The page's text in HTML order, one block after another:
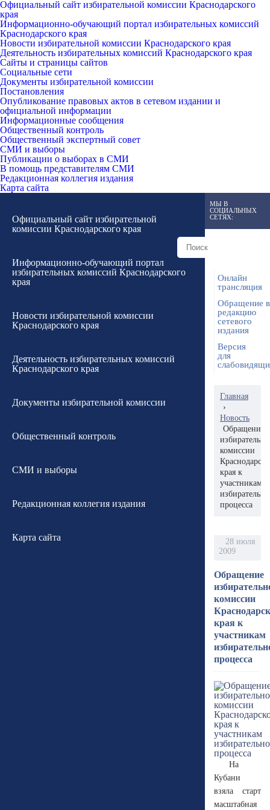
Официальный сайт избирательной комиссии Краснодарского
края
Информационно-обучающий портал избирательных комиссий
Краснодарского края
Новости избирательной комиссии Краснодарского края
Деятельность избирательных комиссий Краснодарского края
Сайты и страницы сайтов
Социальные сети
Документы избирательной комиссии
Постановления
Опубликование правовых актов в сетевом издании и
официальной информации
Информационные сообщения
Общественный контроль
Общественный экспертный совет
СМИ и выборы
Публикации о выборах в СМИ
В помощь представителям СМИ
Редакционная коллегия издания
Карта сайта
Официальный сайт избирательной
комиссии Краснодарского края
Информационно-обучающий портал
избирательных комиссий Краснодарского
края
Новости избирательной комиссии
Краснодарского края
Деятельность избирательных комиссий
Краснодарского края
Документы избирательной комиссии
Общественный контроль
СМИ и выборы
Редакционная коллегия издания
Карта сайта
МЫ В
СОЦИАЛЬНЫХ
СЕТЯХ:
Онлайн
трансляция
Обращение в
редакцию
сетевого
издания
Версия
для
Главная
›
Новость
Обращение
комиссии
края к
участникам
процесса
28 июля
2009
Обращение
комиссии
края к
участникам
процесса
На
Кубани
взяла старт
масштабная